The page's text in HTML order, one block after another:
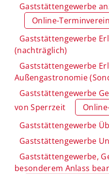
Gaststättengewerbe
Online-
Gaststättengewerbe
(nachträglich)
Gaststättengewerbe
Außengastronomie
Gaststättengewerbe
von Sperrzeit
Gaststättengewerbe
Gaststättengewerbe
Gaststättengewerbe,
besonderem Anlass